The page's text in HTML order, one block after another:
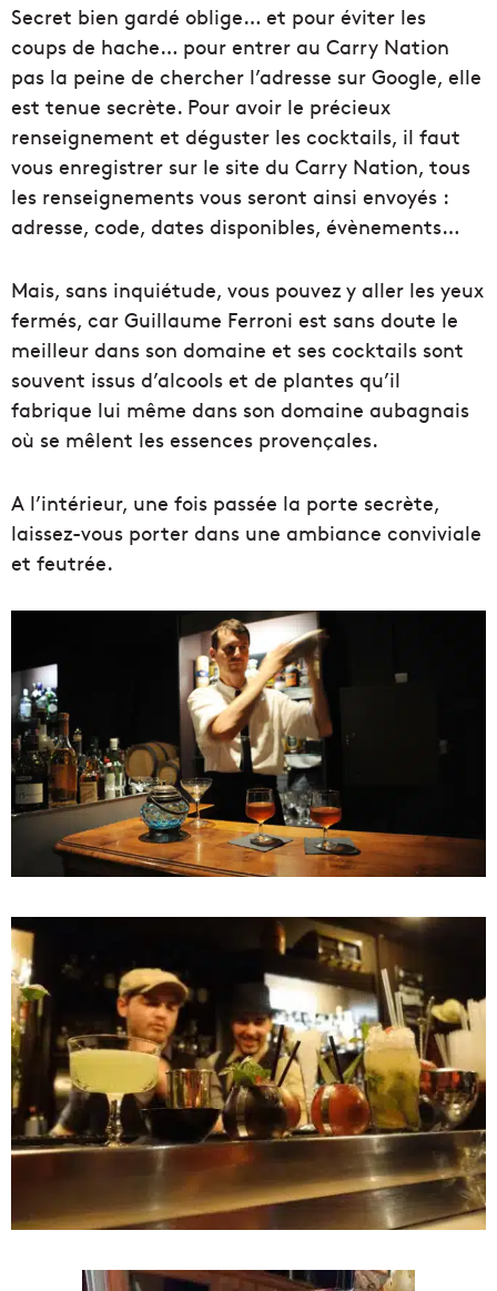
Secret bien gardé oblige… et pour éviter les
coups de hache… pour entrer au Carry Nation
pas la peine de chercher l’adresse sur Google, elle
est tenue secrète. Pour avoir le précieux
renseignement et déguster les cocktails, il faut
vous enregistrer sur le site du Carry Nation, tous
les renseignements vous seront ainsi envoyés :
adresse, code, dates disponibles, évènements…
Mais, sans inquiétude, vous pouvez y aller les yeux
fermés, car Guillaume Ferroni est sans doute le
meilleur dans son domaine et ses cocktails sont
souvent issus d’alcools et de plantes qu’il
fabrique lui même dans son domaine aubagnais
où se mêlent les essences provençales.
A l’intérieur, une fois passée la porte secrète,
laissez-vous porter dans une ambiance conviviale
et feutrée.